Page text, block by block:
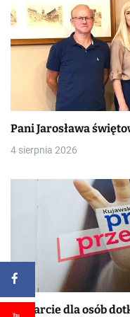
Pani Jarosława
4 sierpnia 2026
Wsparcie dla osób